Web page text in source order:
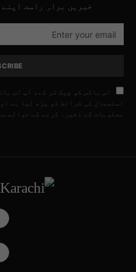
خبریں براہِ راست
اس باکس کو چیک کر کے، آپ اس
استعمال کی شرائط کو پڑھ لیا ہے
معلومات کے ذخیرہ کرنے کے حوالے